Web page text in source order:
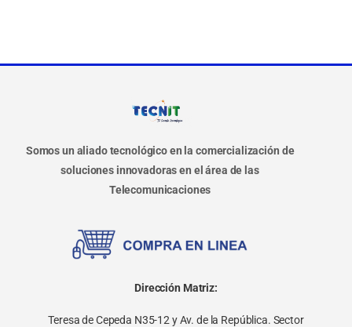
Somos un aliado tecnológico en la comercialización de
soluciones innovadoras en el área de las
Telecomunicaciones
Dirección Matriz:
Teresa de Cepeda N35-12 y Av. de la República. Sector